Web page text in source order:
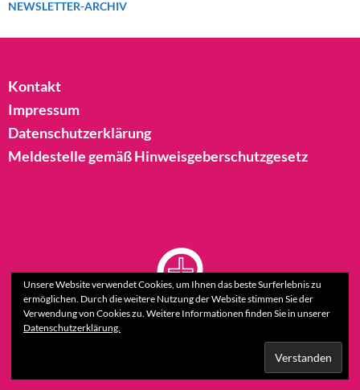
NEWSLETTER-ARCHIV
Kontakt
Impressum
Datenschutzerklärung
Meldestelle gemäß Hinweisgeberschutzgesetz
Unsere Website verwendet Cookies, um Ihnen das beste Surferlebnis zu
ermöglichen. Durch die weitere Nutzung der Website stimmen Sie der
Verwendung von Cookies zu. Weitere Informationen finden Sie in unserer
Datenschutzerklärung.